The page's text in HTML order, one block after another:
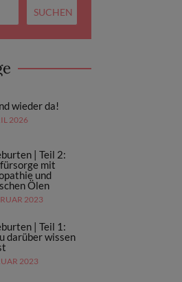
wieder da!
2026
| Teil 2:
mit
und
Ölen
2023
| Teil 1:
darüber wissen
2023